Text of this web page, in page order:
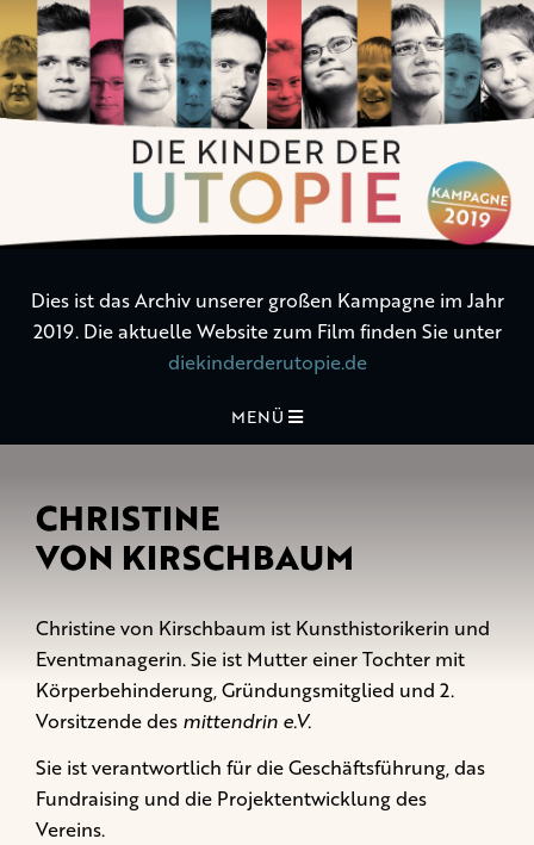
Die
Kinder
der
Dies ist das Archiv unserer großen Kampagne im Jahr
2019. Die aktuelle Website zum Film finden Sie unter
diekinderderutopie.de
MENÜ
CHRISTINE
VON KIRSCHBAUM
Christine von Kirschbaum ist Kunsthistorikerin und
Eventmanagerin. Sie ist Mutter einer Tochter mit
Körperbehinderung, Gründungsmitglied und 2.
Vorsitzende des mittendrin e.V.
Sie ist verantwortlich für die Geschäftsführung, das
Fundraising und die Projektentwicklung des
Vereins.